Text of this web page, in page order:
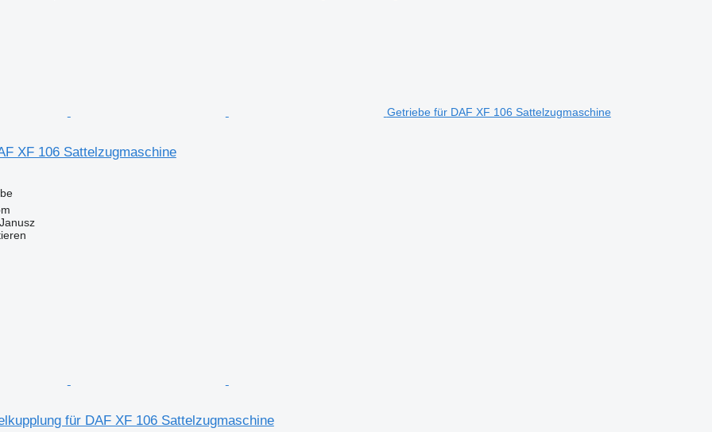
Getriebe für DAF XF 106 Sattelzugmaschine
XF 106 Sattelzugmaschine
für DAF XF 106 Sattelzugmaschine